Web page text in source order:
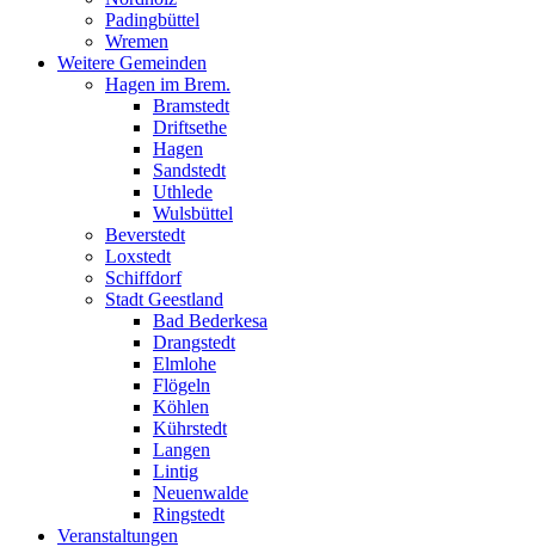
Padingbüttel
Wremen
Weitere Gemeinden
Hagen im Brem.
Bramstedt
Driftsethe
Hagen
Sandstedt
Uthlede
Wulsbüttel
Beverstedt
Loxstedt
Schiffdorf
Stadt Geestland
Bad Bederkesa
Drangstedt
Elmlohe
Flögeln
Köhlen
Kührstedt
Langen
Lintig
Neuenwalde
Ringstedt
Veranstaltungen